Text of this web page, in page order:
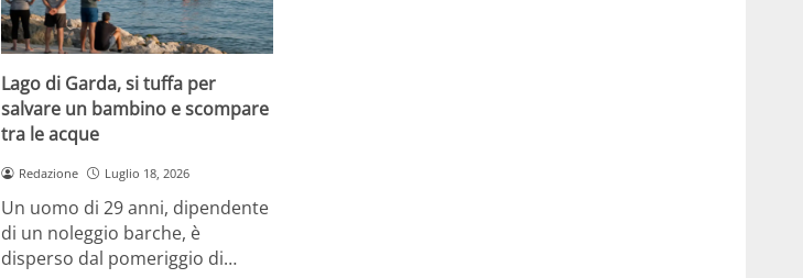
Lago di Garda, si tuffa per
salvare un bambino e scompare
tra le acque
Redazione Luglio 18, 2026
Un uomo di 29 anni, dipendente
di un noleggio barche, è
disperso dal pomeriggio di…